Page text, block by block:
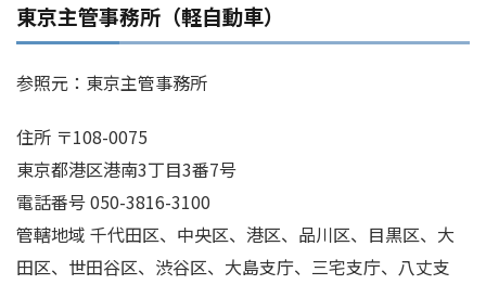
東京主管事務所（軽自動車）
参照元：東京主管事務所
住所 〒108-0075
東京都港区港南3丁目3番7号
電話番号 050-3816-3100
管轄地域 千代田区、中央区、港区、品川区、目黒区、大
田区、世田谷区、渋谷区、大島支庁、三宅支庁、八丈支